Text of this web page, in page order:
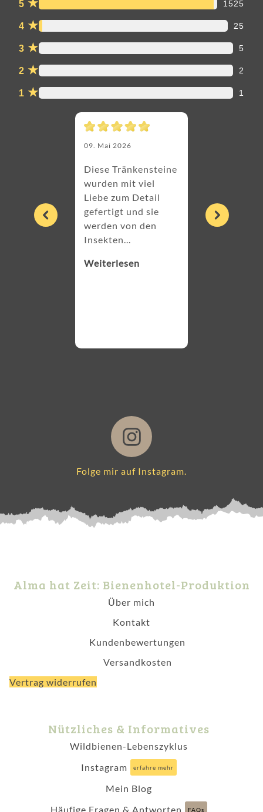
5 ★ 1525
4 ★ 25
3 ★ 5
2 ★ 2
1 ★ 1
09. Mai 2026
Diese Tränkensteine
wurden mit viel
Liebe zum Detail
gefertigt und sie
werden von den
Insekten...
Weiterlesen
Ich habe
Folge mir auf Instagram.
Alma hat Zeit: Bienenhotel-Produktion
Über mich
Kontakt
Kundenbewertungen
Versandkosten
Vertrag widerrufen
Nützliches & Informatives
Wildbienen-Lebenszyklus
Instagram
erfahre mehr
Mein Blog
Häufige Fragen & Antworten
FAQs